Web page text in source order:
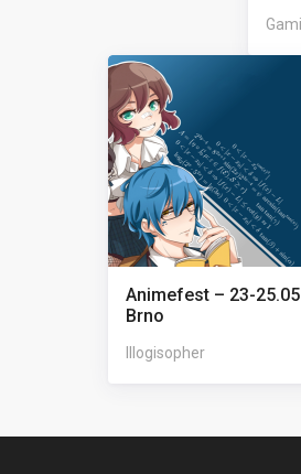
Animefest – 23-
Brno
Illogisopher